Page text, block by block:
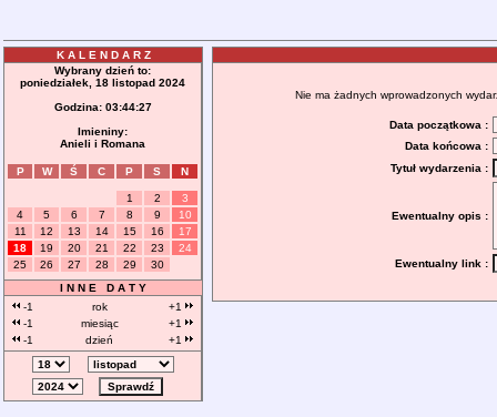
K A L E N D A R Z
Wybrany dzień to:
poniedziałek, 18 listopad 2024
Godzina: 03:44:27
Imieniny:
Anieli i Romana
P W Ś C P S N
1 2
3
4
5 6 7 8 9
10
11
12 13 14 15 16
17
18
19 20 21 22 23
24
25
26 27 28 29
30
I N N E D A T Y
-1
rok
+1
-1
miesiąc
+1
-1
dzień +1
Nie ma żadnych wprowadzonych
Data początkowa :
Data końcowa :
Tytuł wydarzenia :
Ewentualny opis :
Ewentualny link :